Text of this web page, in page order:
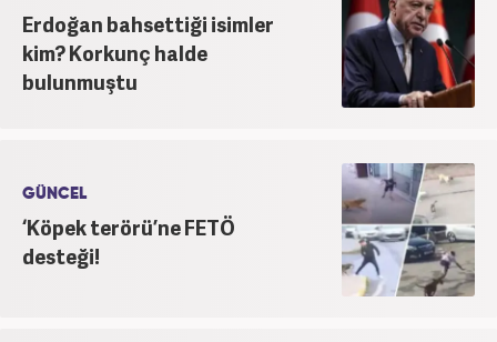
Erdoğan bahsettiği isimler
kim? Korkunç halde
bulunmuştu
GÜNCEL
‘Köpek terörü’ne FETÖ
desteği!